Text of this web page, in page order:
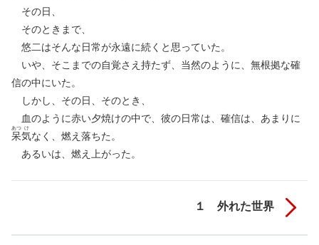
その日、
そのときまで、
悠二はそんな日常が永遠に続くと思っていた。
いや、そこまでの自覚さえ持たず、当然のように、無根拠な確
信の中にいた。
しかし、その日、そのとき、
血のように赤い夕焼けの中で、彼の日常は、確信は、あまりに
呆
あつ
気
け
なく、燃え落ちた。
あるいは、燃え上がった。
１ 外れた世界